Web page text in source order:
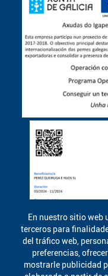
En nuestro sitio web
terceros para
del tráfico web,
preferencias,
mostrarle publicidad